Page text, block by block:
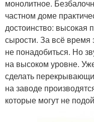
монолитное.
частном доме
достоинство: высокая
сырости. За всё время
не понадобиться. Но
на высоком уровне.
сделать
на заводе
которые могут не